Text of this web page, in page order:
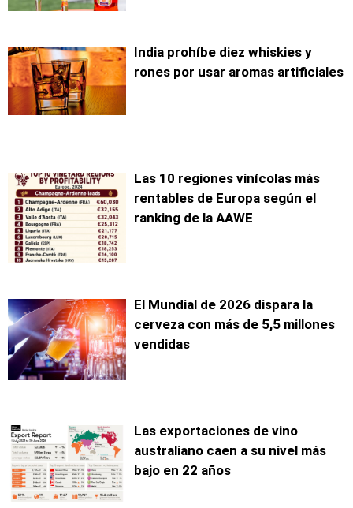
India prohíbe diez whiskies y
rones por usar aromas artificiales
Las 10 regiones vinícolas más
rentables de Europa según el
ranking de la AAWE
El Mundial de 2026 dispara la
cerveza con más de 5,5 millones
vendidas
Las exportaciones de vino
australiano caen a su nivel más
bajo en 22 años